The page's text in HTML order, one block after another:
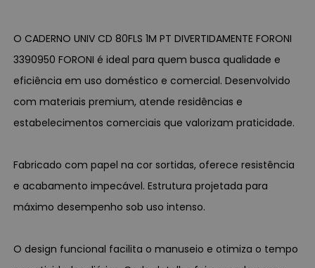
O CADERNO UNIV CD 80FLS 1M PT DIVERTIDAMENTE FORONI
3390950 FORONI é ideal para quem busca qualidade e
eficiência em uso doméstico e comercial. Desenvolvido
com materiais premium, atende residências e
estabelecimentos comerciais que valorizam praticidade.
Fabricado com papel na cor sortidas, oferece resistência
e acabamento impecável. Estrutura projetada para
máximo desempenho sob uso intenso.
O design funcional facilita o manuseio e otimiza o tempo